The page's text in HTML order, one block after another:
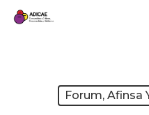
Forum, Afinsa